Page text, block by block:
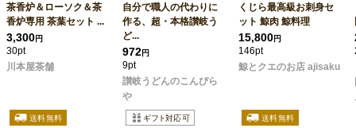
茶香炉＆ローソク＆茶
香炉専用 茶葉セット ...
3,300円
30pt
川本屋茶舗
自分で職人の代わりに
作る、超・本格讃岐う
ど...
972円
9pt
讃岐うどんのこんぴら
や
くじら最高級お刺身セ
ット 鯨肉 鯨料理
15,800円
146pt
鯨とクエのお店 ajisaku